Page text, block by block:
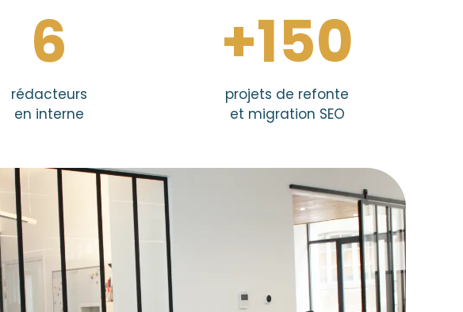
6
rédacteurs
en interne
+150
projets de refonte
et migration SEO